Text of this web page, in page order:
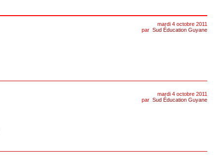
mardi 4 octobre 2011
par Sud Éducation Guyane
mardi 4 octobre 2011
par Sud Éducation Guyane